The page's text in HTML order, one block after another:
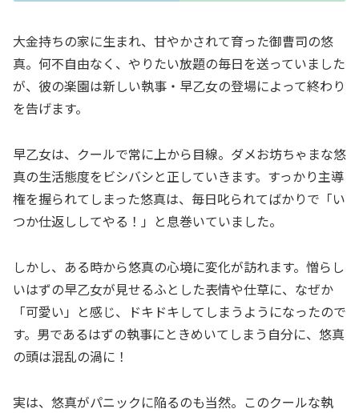
大金持ちの家に生まれ、甘やかされて育った御曹司の悠
真。何不自由なく、やりたい放題の毎日を送っていました
が、彼の楽園は新しい執事・早乙女の登場によって終わり
を告げます。
早乙女は、クールで常に上から目線。ダメお坊ちゃまな悠
真の生活態度をビシバシと正していきます。すっかり主導
権を握られてしまった悠真は、毎日叱られてばかりで「い
つか仕返ししてやる！」と息巻いていました。
しかし、ある時から悠真の心境に変化が訪れます。憎らし
いはずの早乙女が見せるふとした表情や仕草に、なぜか
「可愛い」と感じ、ドキドキしてしまうようになったので
す。男であるはずの執事にときめいてしまう自分に、悠真
の頭は混乱の渦に！
実は、悠真がパニックに陥るのも当然。このクールな執